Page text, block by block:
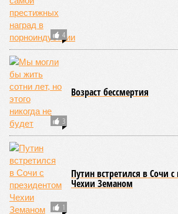
4
3
Возраст бессмертия
1
Путин встретился в Сочи
Чехии Земаном